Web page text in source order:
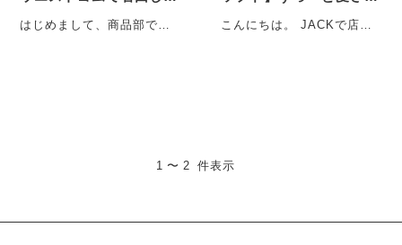
きるというコスパ最高な
ボトム発見！！
はじめまして、商品部でひ
は・・・
こんにちは。 JACKで店長
1 〜 2 件表示